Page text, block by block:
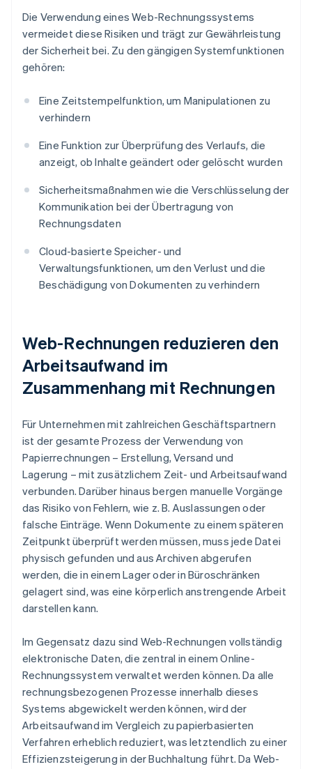
Die Verwendung eines Web-Rechnungssystems
vermeidet diese Risiken und trägt zur Gewährleistung
der Sicherheit bei. Zu den gängigen Systemfunktionen
gehören:
Eine Zeitstempelfunktion, um Manipulationen zu
verhindern
Eine Funktion zur Überprüfung des Verlaufs, die
anzeigt, ob Inhalte geändert oder gelöscht wurden
Sicherheitsmaßnahmen wie die Verschlüsselung der
Kommunikation bei der Übertragung von
Rechnungsdaten
Cloud-basierte Speicher- und
Verwaltungsfunktionen, um den Verlust und die
Beschädigung von Dokumenten zu verhindern
Web-Rechnungen reduzieren den
Arbeitsaufwand im
Zusammenhang mit Rechnungen
Für Unternehmen mit zahlreichen Geschäftspartnern
ist der gesamte Prozess der Verwendung von
Papierrechnungen – Erstellung, Versand und
Lagerung – mit zusätzlichem Zeit- und Arbeitsaufwand
verbunden. Darüber hinaus bergen manuelle Vorgänge
das Risiko von Fehlern, wie z. B. Auslassungen oder
falsche Einträge. Wenn Dokumente zu einem späteren
Zeitpunkt überprüft werden müssen, muss jede Datei
physisch gefunden und aus Archiven abgerufen
werden, die in einem Lager oder in Büroschränken
gelagert sind, was eine körperlich anstrengende Arbeit
darstellen kann.
Im Gegensatz dazu sind Web-Rechnungen vollständig
elektronische Daten, die zentral in einem Online-
Rechnungssystem verwaltet werden können. Da alle
rechnungsbezogenen Prozesse innerhalb dieses
Systems abgewickelt werden können, wird der
Arbeitsaufwand im Vergleich zu papierbasierten
Verfahren erheblich reduziert, was letztendlich zu einer
Effizienzsteigerung in der Buchhaltung führt. Da Web-